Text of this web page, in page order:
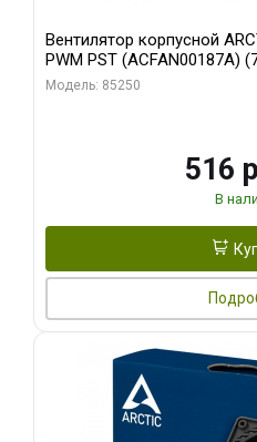
Вентилятор корпусной
PWM PST
Модель: 85250
516
В